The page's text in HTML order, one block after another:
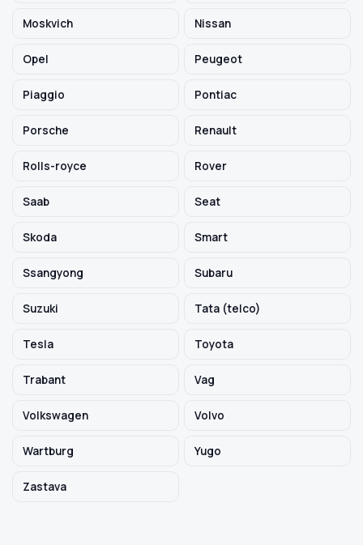
Moskvich Nissan
Opel Peugeot
Piaggio Pontiac
Porsche Renault
Rolls-royce Rover
Saab Seat
Skoda Smart
Ssangyong Subaru
Suzuki Tata (telco)
Tesla Toyota
Trabant Vag
Volkswagen Volvo
Wartburg Yugo
Zastava